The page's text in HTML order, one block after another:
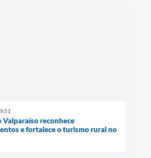
Valparaíso reconhece
e fortalece o turismo rural no